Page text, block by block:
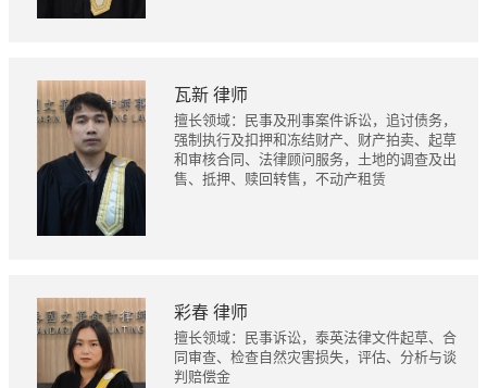
瓦新 律师
擅长领域：民事及刑事案件诉讼，追讨债务，
强制执行及扣押和冻结财产、财产拍卖、起草
和审核合同、法律顾问服务，土地的调查及出
售、抵押、赎回转售，不动产租赁
彩春 律师
擅长领域：民事诉讼，泰英法律文件起草、合
同审查、检查自然灾害损失，评估、分析与谈
判赔偿金